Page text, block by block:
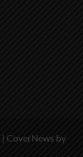
| CoverNews by